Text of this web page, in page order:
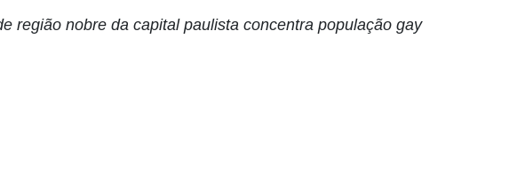
região nobre da capital paulista concentra população gay